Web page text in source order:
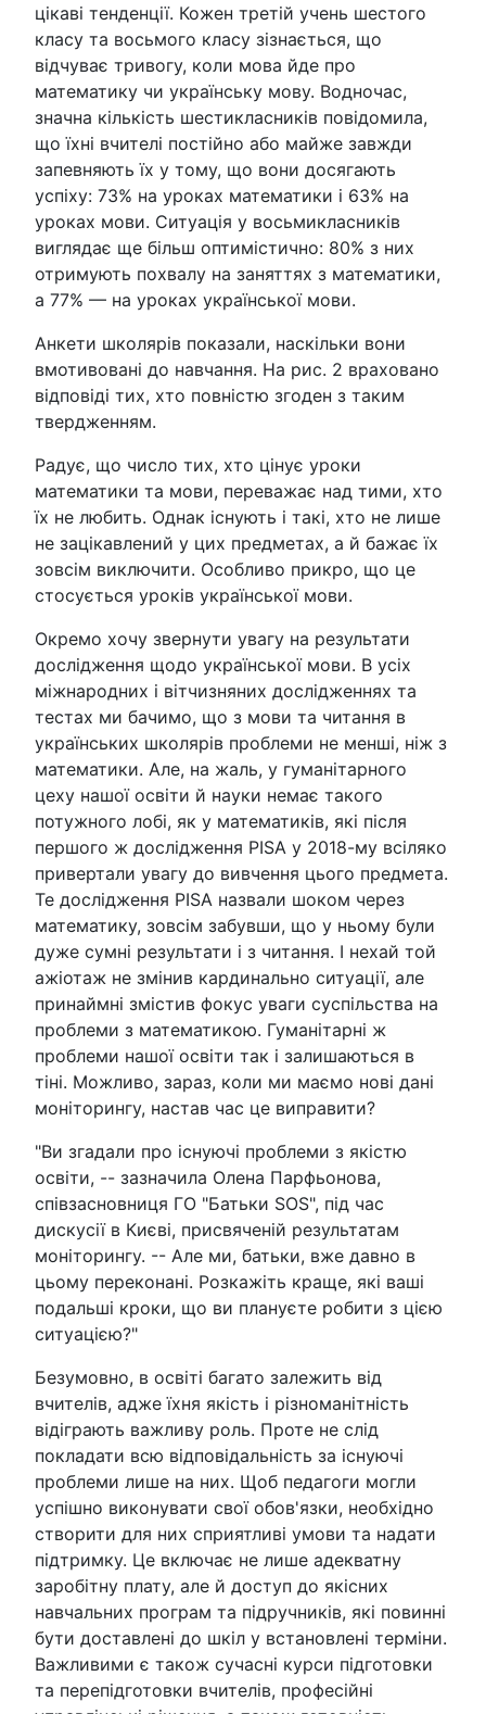
цікаві тенденції. Кожен третій учень шестого
класу та восьмого класу зізнається, що
відчуває тривогу, коли мова йде про
математику чи українську мову. Водночас,
значна кількість шестикласників повідомила,
що їхні вчителі постійно або майже завжди
запевняють їх у тому, що вони досягають
успіху: 73% на уроках математики і 63% на
уроках мови. Ситуація у восьмикласників
виглядає ще більш оптимістично: 80% з них
отримують похвалу на заняттях з математики,
а 77% — на уроках української мови.
Анкети школярів показали, наскільки вони
вмотивовані до навчання. На рис. 2 враховано
відповіді тих, хто повністю згоден з таким
твердженням.
Радує, що число тих, хто цінує уроки
математики та мови, переважає над тими, хто
їх не любить. Однак існують і такі, хто не лише
не зацікавлений у цих предметах, а й бажає їх
зовсім виключити. Особливо прикро, що це
стосується уроків української мови.
Окремо хочу звернути увагу на результати
дослідження щодо української мови. В усіх
міжнародних і вітчизняних дослідженнях та
тестах ми бачимо, що з мови та читання в
українських школярів проблеми не менші, ніж з
математики. Але, на жаль, у гуманітарного
цеху нашої освіти й науки немає такого
потужного лобі, як у математиків, які після
першого ж дослідження PISA у 2018-му всіляко
привертали увагу до вивчення цього предмета.
Те дослідження PISA назвали шоком через
математику, зовсім забувши, що у ньому були
дуже сумні результати і з читання. І нехай той
ажіотаж не змінив кардинально ситуації, але
принаймні змістив фокус уваги суспільства на
проблеми з математикою. Гуманітарні ж
проблеми нашої освіти так і залишаються в
тіні. Можливо, зараз, коли ми маємо нові дані
моніторингу, настав час це виправити?
"Ви згадали про існуючі проблеми з якістю
освіти, -- зазначила Олена Парфьонова,
співзасновниця ГО "Батьки SОS", під час
дискусії в Києві, присвяченій результатам
моніторингу. -- Але ми, батьки, вже давно в
цьому переконані. Розкажіть краще, які ваші
подальші кроки, що ви плануєте робити з цією
ситуацією?"
Безумовно, в освіті багато залежить від
вчителів, адже їхня якість і різноманітність
відіграють важливу роль. Проте не слід
покладати всю відповідальність за існуючі
проблеми лише на них. Щоб педагоги могли
успішно виконувати свої обов'язки, необхідно
створити для них сприятливі умови та надати
підтримку. Це включає не лише адекватну
заробітну плату, але й доступ до якісних
навчальних програм та підручників, які повинні
бути доставлені до шкіл у встановлені терміни.
Важливими є також сучасні курси підготовки
та перепідготовки вчителів, професійні